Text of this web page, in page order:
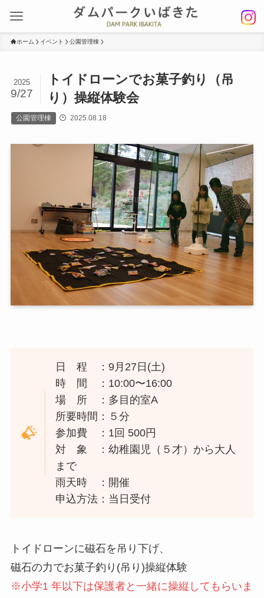
ホーム イベント 公園管理棟
トイドローンでお菓子釣り（吊
り）操縦体験会
2025
9/27
公園管理棟 2025.08.18
日 程 ：9月27日(土)
時 間 ：10:00〜16:00
場 所 ：多目的室A
所要時間：５分
参加費 ：1回 500円
対 象 ：幼稚園児（５才）から大人
まで
雨天時 ：開催
申込方法：当日受付
トイドローンに磁石を吊り下げ、
磁石の力でお菓子釣り(吊り)操縦体験
※小学1 年以下は保護者と一緒に操縦してもらいま